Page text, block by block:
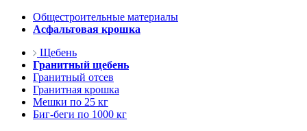
Общестроительные материалы
Асфальтовая крошка
Щебень
Гранитный щебень
Гранитный отсев
Гранитная крошка
Мешки по 25 кг
Биг-беги по 1000 кг